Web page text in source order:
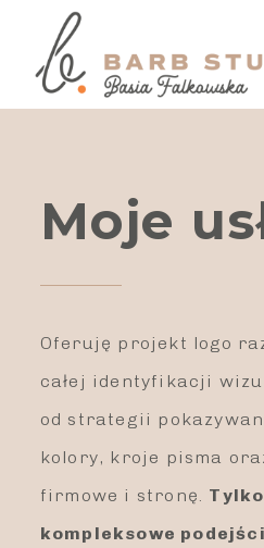
z
Moje
Oferuję projekt logo
całej identyfikacji
od strategii
kolory, kroje pisma
firmowe i stronę.
kompleksowe